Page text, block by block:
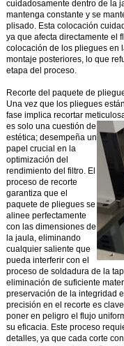
cuidadosamente dentro de la
mantenga constante y se
plisado. Esta colocación
ya que afecta directamente el
colocación de los pliegues en
montaje posteriores, lo que
etapa del proceso.
Recorte del paquete de
Una vez que los pliegues
fase implica recortar
es solo una cuestión de
estética; desempeña un
papel crucial en la
optimización del
rendimiento del filtro. El
proceso de recorte
garantiza que el
paquete de pliegues se
alinee perfectamente
con las dimensiones de
la jaula, eliminando
cualquier saliente que
pueda interferir con el
proceso de soldadura de la
eliminación de suficiente
preservación de la integridad
precisión en el recorte es
poner en peligro el flujo
su eficacia. Este proceso
detalles, ya que cada corte